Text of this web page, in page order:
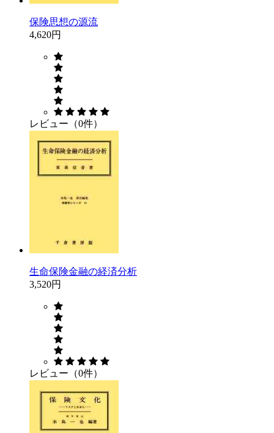
保険思想の源流
4,620円
レビュー（0件）
生命保険金融の経済分析
3,520円
レビュー（0件）